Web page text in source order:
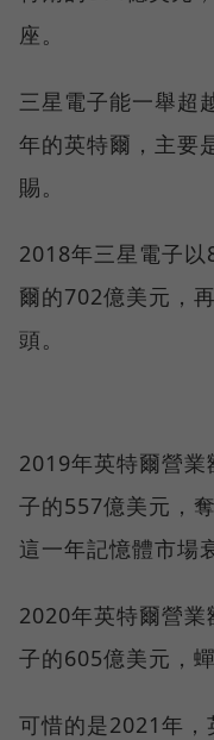
座。
三星電子能一舉超
年的英特爾，主要
賜。
2018年三星電子
爾的702億美元，
頭。
2019年英特爾營
子的557億美元，
這一年記憶體市場
2020年英特爾營
子的605億美元，蟬
可惜的是2021年，